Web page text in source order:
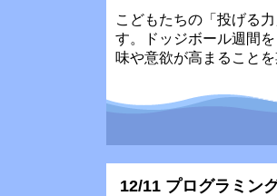
こどもたちの「投げる
す。ドッジボール週間
味や意欲が高まること
12/11 プログラミン